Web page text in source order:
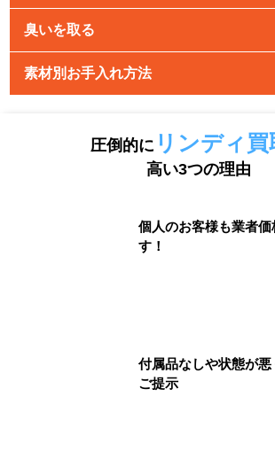
特にホコリがたまりやすいポ
手の付け根部分になります。
プを、ナイロンなどで使えな
さそうな素材はブラッシング
などでホコリや汚れを落とし
綺麗な布を使用してください。 ほこり
おくと黒ズミの原因にもなるので定期
臭いを取る
臭いの落とし方は防臭剤など
干しておくことも効果的で
素材別お手入れ方法
革製品も日ごろの手入れが重要になっ
に濡れてしまうと水ぶくれや色落ちな
い、乾いた布でふき取り革製品用のク
乾いてから防水スプレーを行うと綺麗
柔らかい布をぬるま湯で濡らして、固
圧倒的に リンディ買
高い3つの理由
個人のお客様も業者価
す！
付属品なしや状態が
ご提示